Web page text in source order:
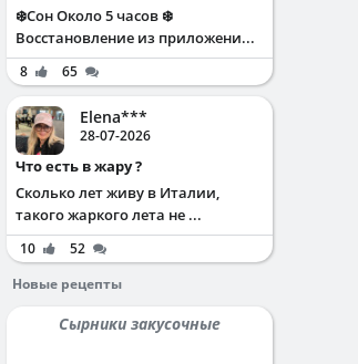
❄️Сон Около 5 часов ❄️
Восстановление из приложени...
8 65
Elena***
28-07-2026
Что есть в жару ?
Сколько лет живу в Италии,
такого жаркого лета не ...
10
52
Новые рецепты
Сырники закусочные